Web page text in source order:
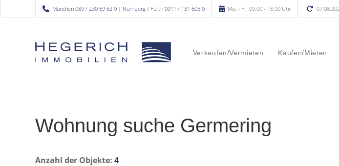
München 089 / 230 69 62 0 | Nürnberg / Fürth 0911 / 131 605 0 Mo. - Fr. 09.00 - 18.00 Uhr
Verkaufen/Vermieten Kaufen/Mieten
Wohnung suche Germering
Anzahl der Objekte: 4